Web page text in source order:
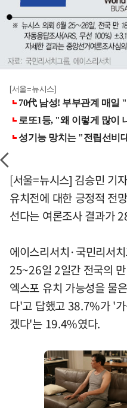
[서울=뉴시스]
[서울=뉴시스] 김승민 기
유치전에 대한 긍정적 전
선다는 여론조사 결과가
에이스리서치·국민리서
25~26일 2일간 전국의
엑스포 유치 가능성을 물
다'고 답했고 38.7%가 '
겠다'는 19.4%였다.